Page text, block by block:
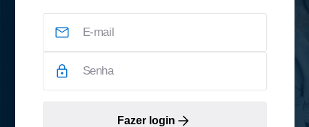
Fazer login